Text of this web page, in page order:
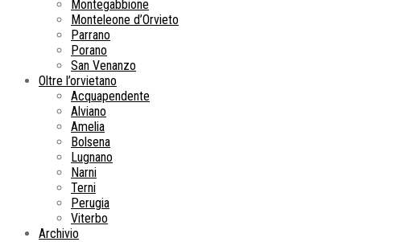
Montegabbione
Monteleone d’Orvieto
Parrano
Porano
San Venanzo
Oltre l’orvietano
Acquapendente
Alviano
Amelia
Bolsena
Lugnano
Narni
Terni
Perugia
Viterbo
Archivio